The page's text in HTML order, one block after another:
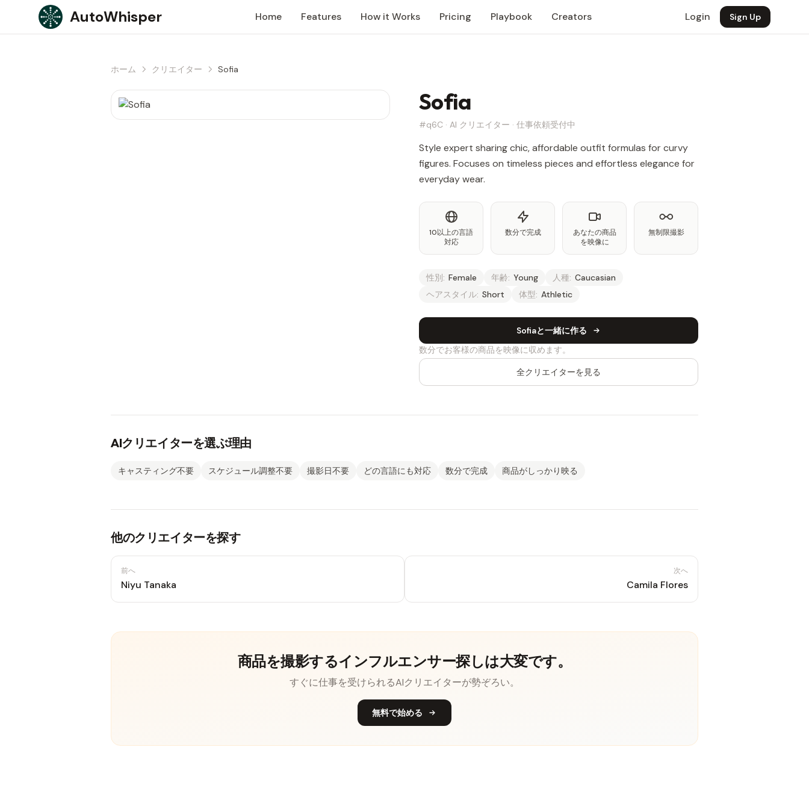
Skip to content
AutoWhisper Home Features How it Works Pricing Playbook Creators Login Sign Up
ホーム クリエイター Sofia
Sofia
#q6C · AI クリエイター · 仕事依頼受付中
Style expert sharing chic, affordable outfit formulas for curvy
figures. Focuses on timeless pieces and effortless elegance for
everyday wear.
10以上の言語
対応
数分で完成
あなたの商品
を映像に
無制限撮影
性別: Female 年齢: Young 人種: Caucasian
ヘアスタイル: Short 体型: Athletic
Sofiaと一緒に作る
数分でお客様の商品を映像に収めます。
全クリエイターを見る
AIクリエイターを選ぶ理由
キャスティング不要 スケジュール調整不要 撮影日不要 どの言語にも対応 数分で完成 商品がしっかり映る
他のクリエイターを探す
前へ
Niyu Tanaka
次へ
Camila Flores
商品を撮影するインフルエンサー探しは大変です。
すぐに仕事を受けられるAIクリエイターが勢ぞろい。
無料で始める